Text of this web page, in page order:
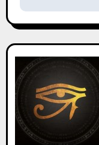
t
n
a
v
i
g